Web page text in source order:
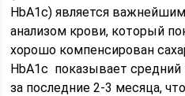
HbA1c) является
анализом крови, который
хорошо компенсирован
HbA1c показывает
за последние 2-3 месяца,